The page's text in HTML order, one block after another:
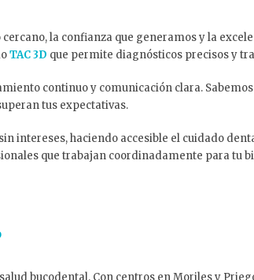
la confianza que generamos y la
TAC 3D que permite diagnósticos precisos y
continuo y comunicación clara.
tus expectativas.
intereses, haciendo accesible el cuidado
que trabajan coordinadamente para tu
bucodental. Con centros en Moriles y